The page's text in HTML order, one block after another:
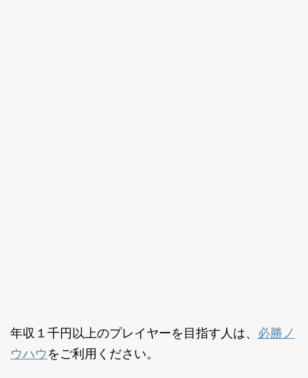
年収１千円以上のプレイヤーを目指す人は、 必勝ノ
ウハウ をご利用ください。